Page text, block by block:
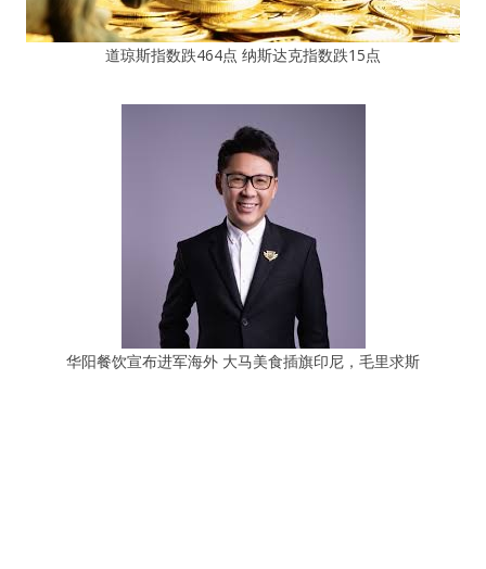
道琼斯指数跌464点 纳斯达克指数跌15点
华阳餐饮宣布进军海外 大马美食插旗印尼，毛里求斯